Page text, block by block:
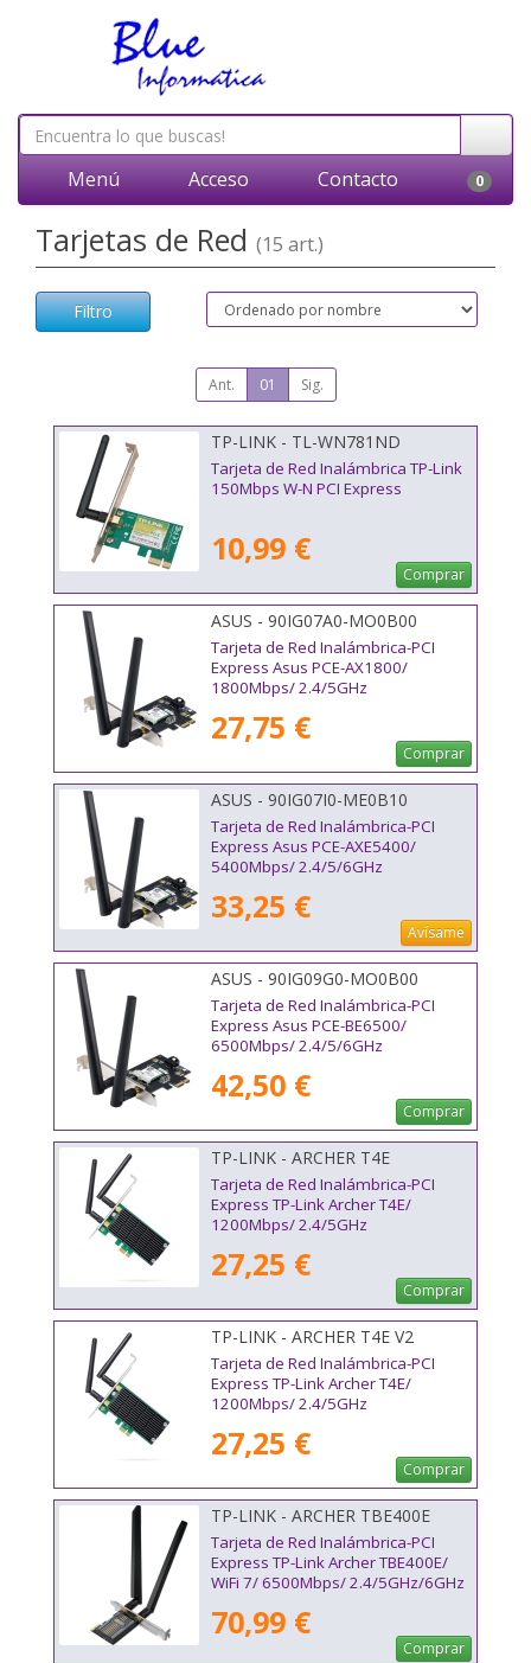
Menú Acceso Contacto 0
Tarjetas de Red (15 art.)
Filtro
Ant. 01 Sig.
TP-LINK - TL-WN781ND
Tarjeta de Red Inalámbrica TP-Link
150Mbps W-N PCI Express
10,99 €
Comprar
ASUS - 90IG07A0-MO0B00
Tarjeta de Red Inalámbrica-PCI
Express Asus PCE-AX1800/
1800Mbps/ 2.4/5GHz
27,75 €
Comprar
ASUS - 90IG07I0-ME0B10
Tarjeta de Red Inalámbrica-PCI
Express Asus PCE-AXE5400/
5400Mbps/ 2.4/5/6GHz
33,25 €
Avísame
ASUS - 90IG09G0-MO0B00
Tarjeta de Red Inalámbrica-PCI
Express Asus PCE-BE6500/
6500Mbps/ 2.4/5/6GHz
42,50 €
Comprar
TP-LINK - ARCHER T4E
Tarjeta de Red Inalámbrica-PCI
Express TP-Link Archer T4E/
1200Mbps/ 2.4/5GHz
27,25 €
Comprar
TP-LINK - ARCHER T4E V2
Tarjeta de Red Inalámbrica-PCI
Express TP-Link Archer T4E/
1200Mbps/ 2.4/5GHz
27,25 €
Comprar
TP-LINK - ARCHER TBE400E
Tarjeta de Red Inalámbrica-PCI
Express TP-Link Archer TBE400E/
WiFi 7/ 6500Mbps/ 2.4/5GHz/6GHz
70,99 €
Comprar